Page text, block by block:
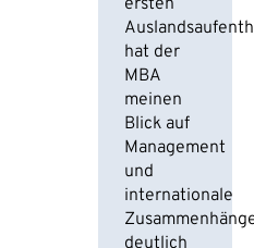
ersten
hat der
MBA
meinen
Blick auf
Management
und
internationale
deutlich